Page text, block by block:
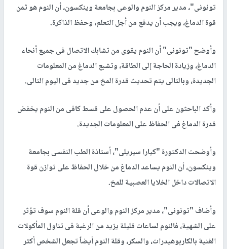
تونونى"، مدير مركز النوم والوعى بجامعة وينكسون، أن النوم هو ثمن
قوة الدماغ، ويجب أن يدفع من أجل التعلم، وحفظ الذاكرة.
وأوضح "تونونى" أن النوم يقوى من تشابك الاتصال فى جميع أنحاء
الدماغ، وزيادة الحاجة إلى الطاقة، وتشبع الدماغ من المعلومات
الجديدة، وبالتالى يتم تحديث قدرة المخ من جديد فى اليوم التالى.
وأكد الباحثون على أن عدم الحصول على قسط كافى من النوم يخفض
قدرة الدماغ فى الحفاظ على المعلومات الجديدة.
وأوضحت الدكتورة "كيارا سيريلى"، أستاذة الطب النفسى بجامعة
وينكسون، أن النوم يساعد الدماغ من خلال الحفاظ على توازن قوة
الاتصالات داخل الخلايا العصبية للمخ.
وأضاف "تونونى"، مدير مركز النوم والوعى أن قلة النوم سوف تؤثر
على الشهية، فالنوم لساعات قليلة يزيد من الرغبة فى تناول المأكولات
الغنية بالكاربوهيدرات، والسكر، وقلة النوم أيضاً تجعل الشخص أكثر